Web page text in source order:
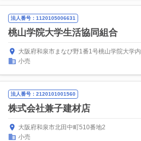
法人番号：1120105006631
桃山学院大学生活協同組合
大阪府和泉市まなび野1番1号桃山学院大学内
小売
法人番号：2120101001560
株式会社兼子建材店
大阪府和泉市北田中町510番地2
小売